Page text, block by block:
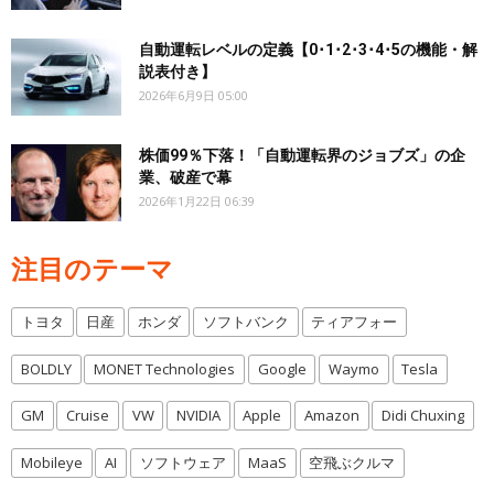
自動運転レベルの定義【0･1･2･3･4･5の機能・解
説表付き】
2026年6月9日 05:00
株価99％下落！「自動運転界のジョブズ」の企
業、破産で幕
2026年1月22日 06:39
注目のテーマ
トヨタ 日産 ホンダ ソフトバンク ティアフォー
BOLDLY MONET Technologies Google Waymo Tesla
GM Cruise VW NVIDIA Apple Amazon Didi Chuxing
Mobileye AI ソフトウェア MaaS 空飛ぶクルマ